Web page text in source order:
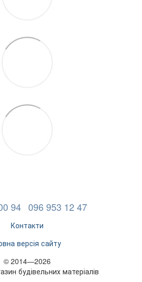
94 096 953 12 47
Контакти
версія сайту
© 2014—2026
будівельних матеріалів